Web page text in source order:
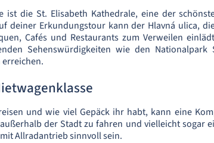
ist die St. Elisabeth Kathedrale, eine der
deiner Erkundungstour kann der Hlavná ulica,
Cafés und Restaurants zum Verweilen
Sehenswürdigkeiten wie den
und wie viel Gepäck ihr habt, kann eine
der Stadt zu fahren und vielleicht sogar
Allradantrieb sinnvoll sein.